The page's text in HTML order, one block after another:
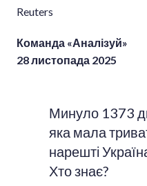
Reuters
Команда «Аналізуй»
28 листопада 2025
Минуло 1373
яка мала
нарешті
Хто знає?